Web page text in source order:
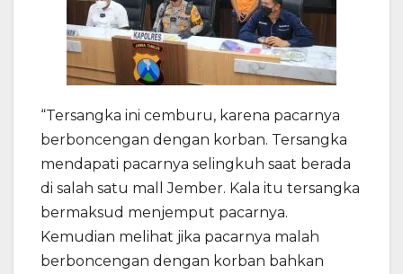
“Tersangka ini cemburu, karena pacarnya
berboncengan dengan korban. Tersangka
mendapati pacarnya selingkuh saat berada
di salah satu mall Jember. Kala itu tersangka
bermaksud menjemput pacarnya.
Kemudian melihat jika pacarnya malah
berboncengan dengan korban bahkan